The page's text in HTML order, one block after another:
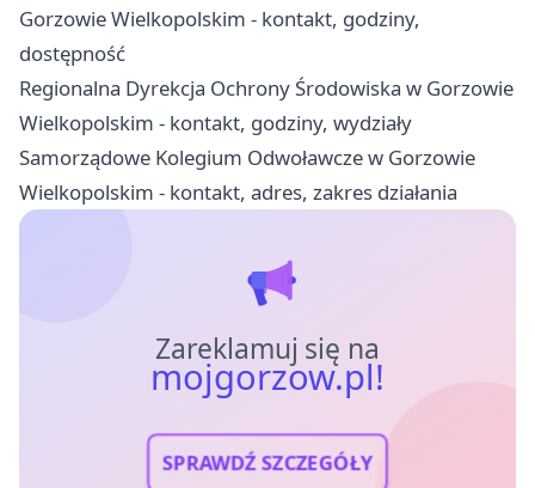
Gorzowie Wielkopolskim - kontakt, godziny,
dostępność
Regionalna Dyrekcja Ochrony Środowiska w Gorzowie
Wielkopolskim - kontakt, godziny, wydziały
Samorządowe Kolegium Odwoławcze w Gorzowie
Wielkopolskim - kontakt, adres, zakres działania
Zareklamuj się na
mojgorzow.pl!
SPRAWDŹ SZCZEGÓŁY